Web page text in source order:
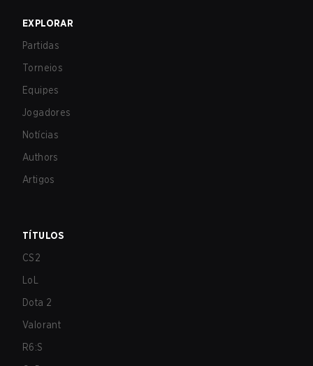
EXPLORAR
Partidas
Torneios
Equipes
Jogadores
Notícias
Authors
Artigos
TÍTULOS
CS2
LoL
Dota 2
Valorant
R6:S